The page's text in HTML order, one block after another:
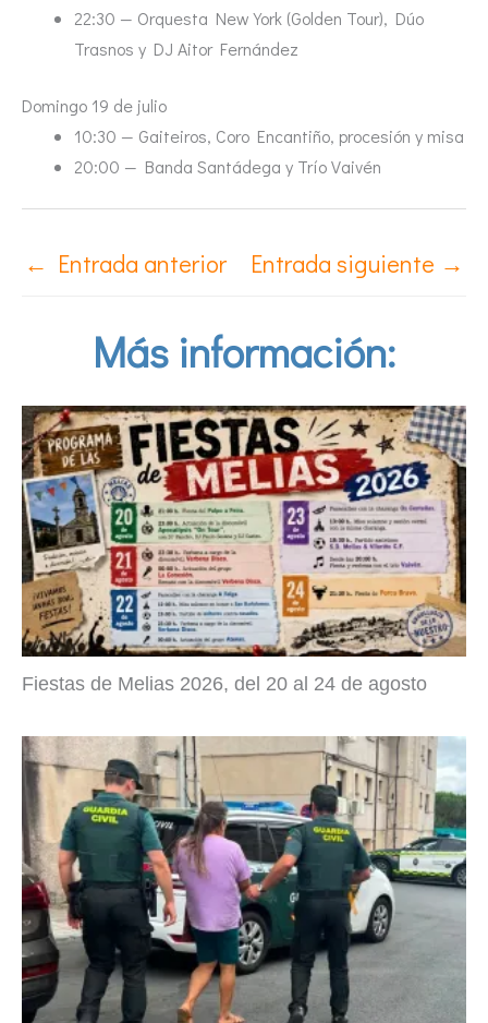
22:30 — Orquesta New York (Golden Tour), Dúo
Trasnos y DJ Aitor Fernández
Domingo 19 de julio
10:30 — Gaiteiros, Coro Encantiño, procesión y misa
20:00 — Banda Santádega y Trío Vaivén
← Entrada anterior Entrada siguiente →
Más información:
Fiestas de Melias 2026, del 20 al 24 de agosto